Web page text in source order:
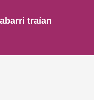
traían